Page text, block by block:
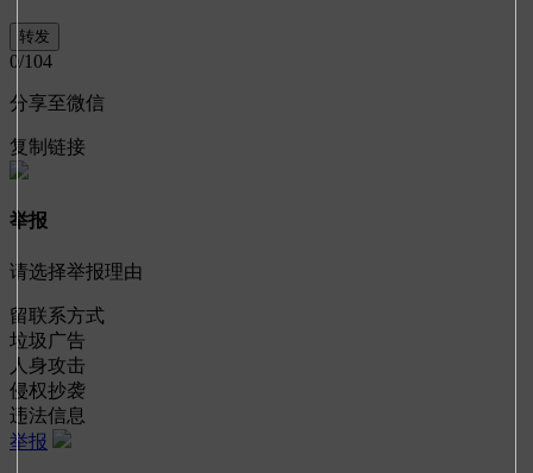
0/104
分享至微信
复制链接
举报
请选择举报理由
留联系方式
垃圾广告
人身攻击
侵权抄袭
违法信息
举报